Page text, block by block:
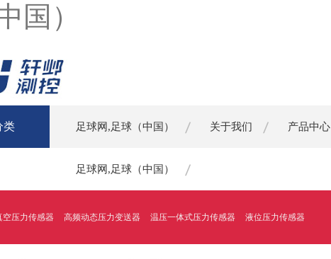
国）
类 足球网,足球（中国） 关于我们 产品中心
足球网,足球（中国）
空压力传感器 高频动态压力变送器 温压一体式压力传感器 液位压力传感器